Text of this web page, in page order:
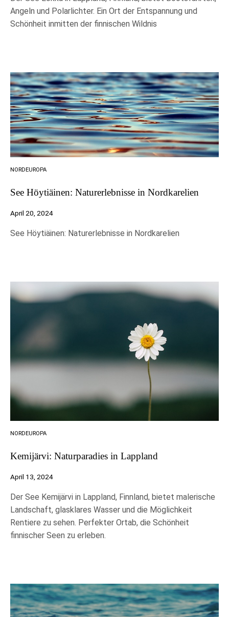
Angeln und Polarlichter. Ein Ort der Entspannung und
Schönheit inmitten der finnischen Wildnis
NORDEUROPA
See Höytiäinen: Naturerlebnisse in Nordkarelien
April 20, 2024
See Höytiäinen: Naturerlebnisse in Nordkarelien
NORDEUROPA
Kemijärvi: Naturparadies in Lappland
April 13, 2024
Der See Kemijärvi in Lappland, Finnland, bietet malerische
Landschaft, glasklares Wasser und die Möglichkeit
Rentiere zu sehen. Perfekter Ortab, die Schönheit
finnischer Seen zu erleben.
Erforderliche
Diese Cookies
sind nicht
optional. Sie
erforderlich.
Indem Sie Ihre
Website
mitteilen,
personalisierte
Inhalte und
Angebote zu
sehen.